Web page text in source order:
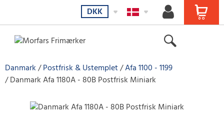
DKK
Danmark Postfrisk & Ustemplet Afa 1100 - 1199
Danmark Afa 1180A - 80B Postfrisk Miniark